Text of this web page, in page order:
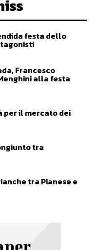
festa dello
Francesco
alla festa
per il mercato dei
tra
tra Pianese e